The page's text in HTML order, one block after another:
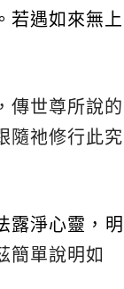
若遇如來無上
傳世尊所說的
隨祂修行此究
露淨心靈，明
簡單說明如